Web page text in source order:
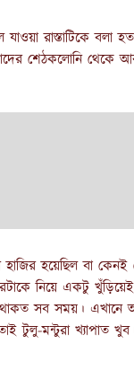
রাস্তাটিকে বলা
শেঠকলোনি থেকে
হয়েছিল বা
নিয়ে একটু
থাকত সব সময়।
টুলু-মন্টুরা খ্যাপাত